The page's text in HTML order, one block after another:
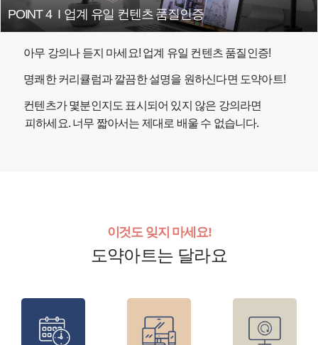
POINT 4 I 업계 유일 컨텐츠 품질인증
아무 강의나 듣지 마세요! 업계 유일 컨텐츠 품질인증!
명쾌한 커리큘럼과 깔끔한 설명을 원하신다면 도약아트!
컨텐츠가 몇분인지도 표시되어 있지 않은 강의라면
피하세요. 너무 짧아서는 제대로 배울 수 없습니다.
이것도 잊지 마세요!
도약아트는 달라요